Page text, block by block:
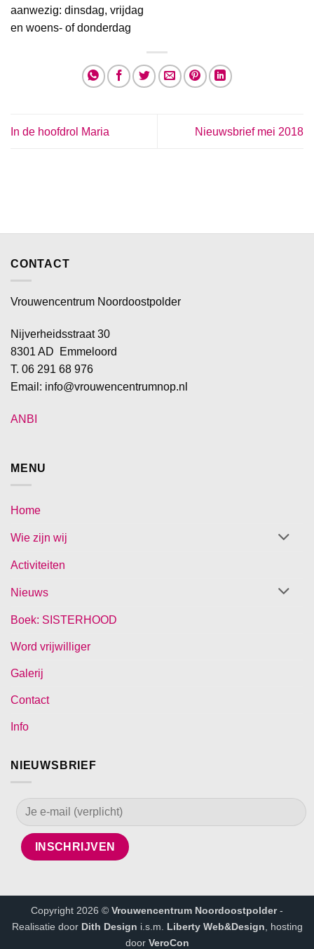
aanwezig: dinsdag, vrijdag
en woens- of donderdag
In de hoofdrol Maria Nieuwsbrief mei 2018
CONTACT
Vrouwencentrum Noordoostpolder
Nijverheidsstraat 30
8301 AD Emmeloord
T. 06 291 68 976
Email: info@vrouwencentrumnop.nl
ANBI
MENU
Home
Wie zijn wij
Activiteiten
Nieuws
Boek: SISTERHOOD
Word vrijwilliger
Galerij
Contact
Info
NIEUWSBRIEF
Copyright 2026 © Vrouwencentrum Noordoostpolder-
Realisatie door Dith Design i.s.m. Liberty Web&Design, hosting
door VeroCon